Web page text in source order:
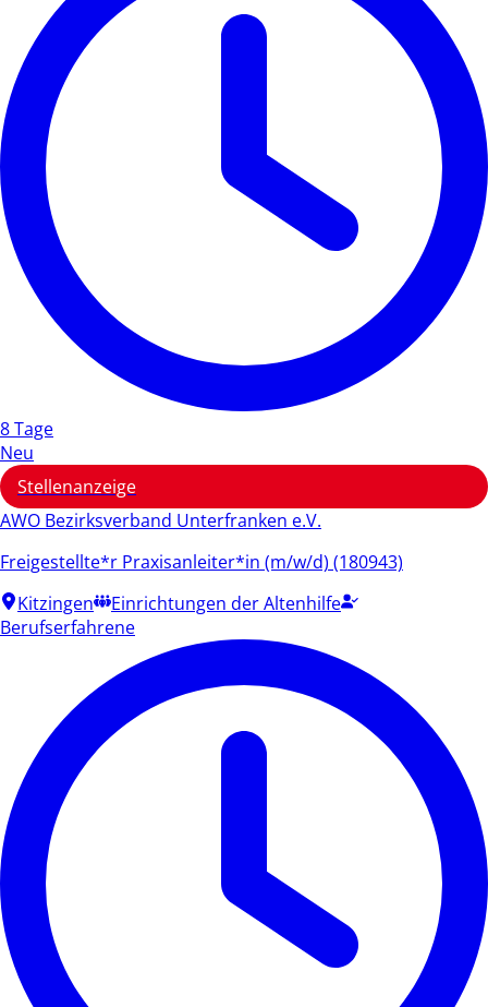
8 Tage
Neu
Stellenanzeige
AWO Bezirksverband Unterfranken e.V.
Freigestellte*r Praxisanleiter*in (m/w/d) (180943)
Kitzingen
Einrichtungen der Altenhilfe
Berufserfahrene